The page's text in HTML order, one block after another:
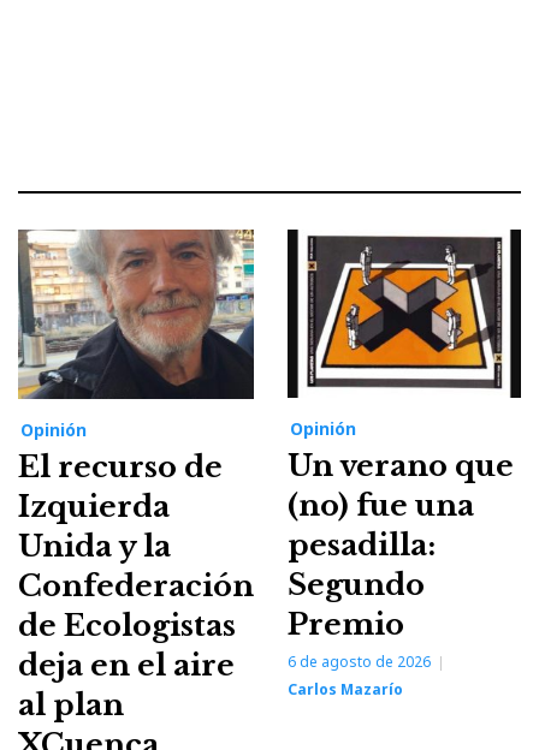
Opinión
El recurso de
Izquierda
Unida y la
Confederación
de Ecologistas
deja en el aire
al plan
Opinión
Un verano que
(no) fue una
pesadilla:
Segundo
Premio
6 de agosto de 2026
Carlos Mazarío